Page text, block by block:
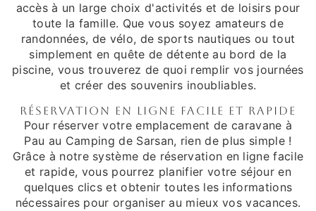
accès à un large choix d'activités et de loisirs pour
toute la famille. Que vous soyez amateurs de
randonnées, de vélo, de sports nautiques ou tout
simplement en quête de détente au bord de la
piscine, vous trouverez de quoi remplir vos journées
et créer des souvenirs inoubliables.
Réservation en ligne facile et rapide
Pour réserver votre emplacement de caravane à
Pau au Camping de Sarsan, rien de plus simple !
Grâce à notre système de réservation en ligne facile
et rapide, vous pourrez planifier votre séjour en
quelques clics et obtenir toutes les informations
nécessaires pour organiser au mieux vos vacances.